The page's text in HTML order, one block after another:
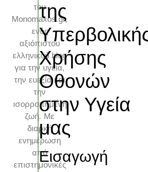
του
Monomaxos.gr,
ενός
αξιόπιστου
ελληνικού blog
για την υγεία,
την ευεξία και
την
ισορροπημένη
ζωή. Με
διαρκή
ενημέρωση
από
επιστημονικές
της
Χρήσης
Οθονών
στην Υγεία
μας
Εισαγωγή